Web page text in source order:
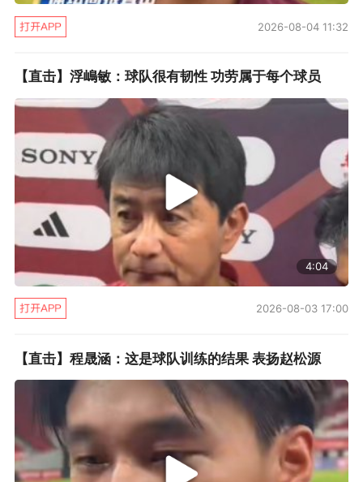
2026-08-04 11:32
【直击】浮嶋敏：球队很有韧性 功劳属于每个球员
4:04
2026-08-03 17:00
【直击】程晟涵：这是球队训练的结果 表扬赵松源